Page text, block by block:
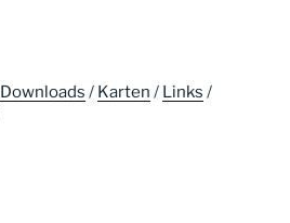
Downloads / Karten / Links /